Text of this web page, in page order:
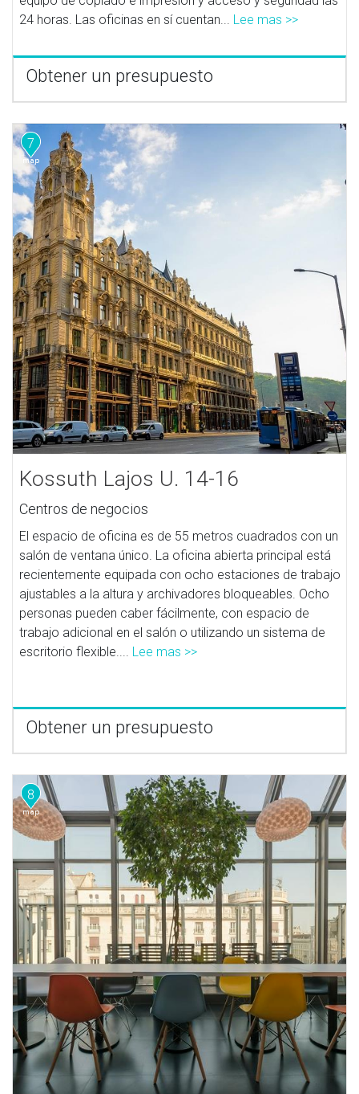
24 horas. Las oficinas en sí cuentan... Lee mas >>
Obtener un presupuesto
7
Kossuth Lajos U. 14-16
Centros de negocios
El espacio de oficina es de 55 metros cuadrados con un
salón de ventana único. La oficina abierta principal está
recientemente equipada con ocho estaciones de trabajo
ajustables a la altura y archivadores bloqueables. Ocho
personas pueden caber fácilmente, con espacio de
trabajo adicional en el salón o utilizando un sistema de
escritorio flexible.... Lee mas >>
Obtener un presupuesto
8